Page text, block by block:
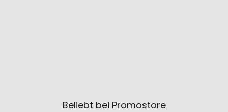
Beliebt bei Promostore